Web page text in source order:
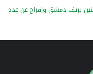
بريف دمشق وإفراج عن عدد